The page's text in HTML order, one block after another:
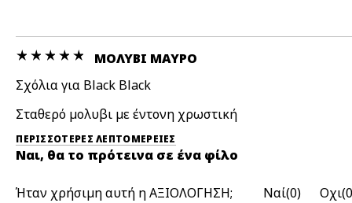
ΜΟΛΎΒΙ ΜΑΎΡΟ
Σχόλια για Black Black
Σταθερό μολυβι με έντονη χρωστική
ΠΕΡΙΣΣΌΤΕΡΕΣ ΛΕΠΤΟΜΈΡΕΙΕΣ
Ναι, θα το πρότεινα σε ένα φίλο
Ήταν χρήσιμη αυτή η ΑΞΙΟΛΟΓΗΣΗ; 0 0